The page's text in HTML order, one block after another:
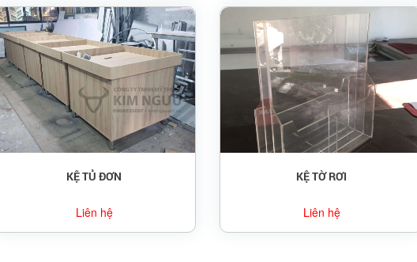
KỆ TỦ ĐƠN
Liên hệ
KỆ TỜ RƠI
Liên hệ